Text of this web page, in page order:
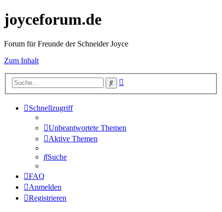
joyceforum.de
Forum für Freunde der Schneider Joyce
Zum Inhalt
Suche
Schnellzugriff
Unbeantwortete Themen
Aktive Themen
Suche
FAQ
Anmelden
Registrieren